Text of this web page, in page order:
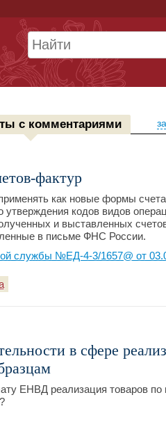
с комментариями
фактур
как новые формы
утверждения кодов видов
и выставленных
в письме ФНС России.
службы №ЕД-4-3/1657@ от
в сфере
ЕНВД реализация товаров по